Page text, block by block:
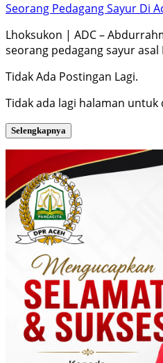
Seorang Pedagang Sayur Di
Lhoksukon | ADC –
seorang pedagang sayur asal
Tidak Ada Postingan Lagi.
Tidak ada lagi halaman untuk
Selengkapnya